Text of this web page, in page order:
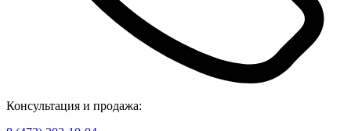
Консультация и продажа: